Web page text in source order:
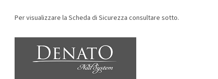
Per visualizzare la Scheda di Sicurezza consultare sotto.